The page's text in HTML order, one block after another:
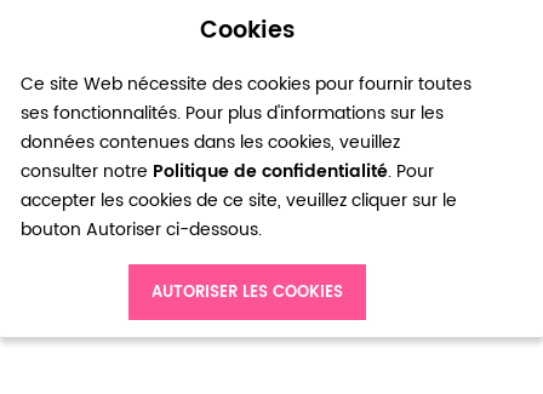
Cookies
Ce site Web nécessite des cookies pour fournir toutes
ses fonctionnalités. Pour plus d'informations sur les
données contenues dans les cookies, veuillez
consulter notre Politique de confidentialité. Pour
accepter les cookies de ce site, veuillez cliquer sur le
bouton Autoriser ci-dessous.
AUTORISER LES COOKIES
0
Breloque Rectangle filigrane Argent vieilli x 4